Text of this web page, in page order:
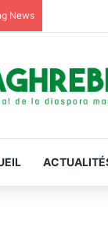
News